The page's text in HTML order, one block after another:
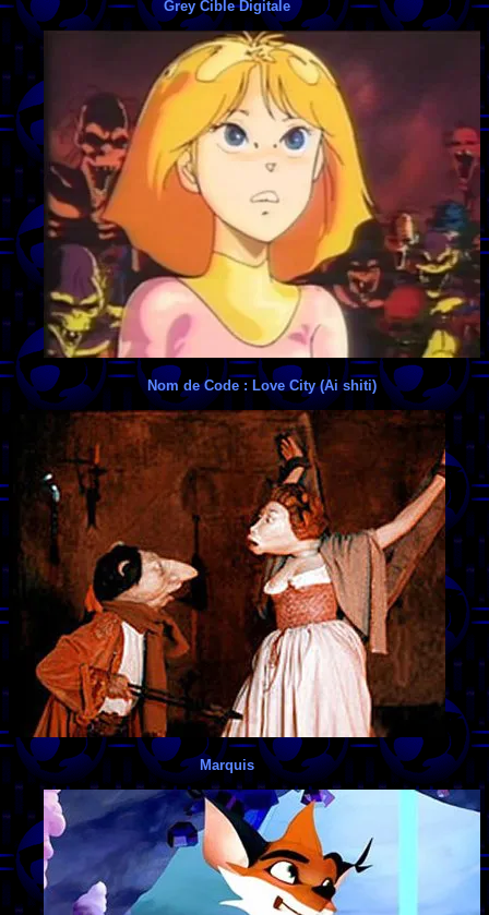
Grey Cible Digitale
Nom de Code : Love City (Ai shiti)
Marquis